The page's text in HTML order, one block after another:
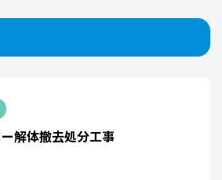
解体撤去処分工事